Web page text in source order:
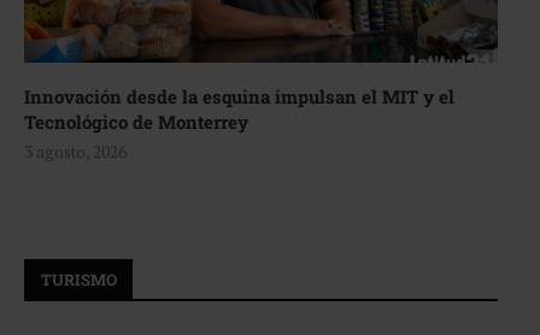
Innovación desde la esquina impulsan el MIT y el
Tecnológico de Monterrey
3 agosto, 2026
TURISMO